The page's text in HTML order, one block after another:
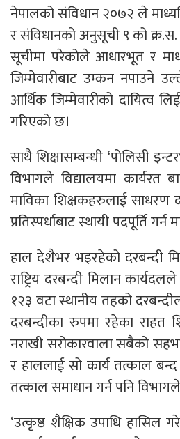
नेपालको संविधान २०७२ ले
र संविधानको अनुसूची ९ को क्र.स.
सूचीमा परेकोले आधारभूत र
जिम्मेवारीबाट उम्कन नपाउने
आर्थिक जिम्मेवारीको दायित्व
गरिएको छ।
साथै शिक्षासम्बन्धी ‘पोलिसी
विभागले विद्यालयमा कार्यरत
माविका शिक्षकहरुलाई साधरण
प्रतिस्पर्धाबाट स्थायी पदपूर्ति
हाल देशैभर भइरहेको दरबन्दी
राष्ट्रिय दरबन्दी मिलान
१२३ वटा स्थानीय तहको
दरबन्दीका रुपमा रहेका राहत
नराखी सरोकारवाला सबैको
र हाललाई सो कार्य तत्काल बन्द
तत्काल समाधान गर्न पनि
‘उत्कृष्ठ शैक्षिक उपाधि हासिल